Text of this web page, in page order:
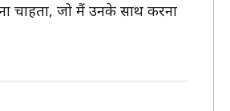
चाहता, जो मैं उनके साथ करना